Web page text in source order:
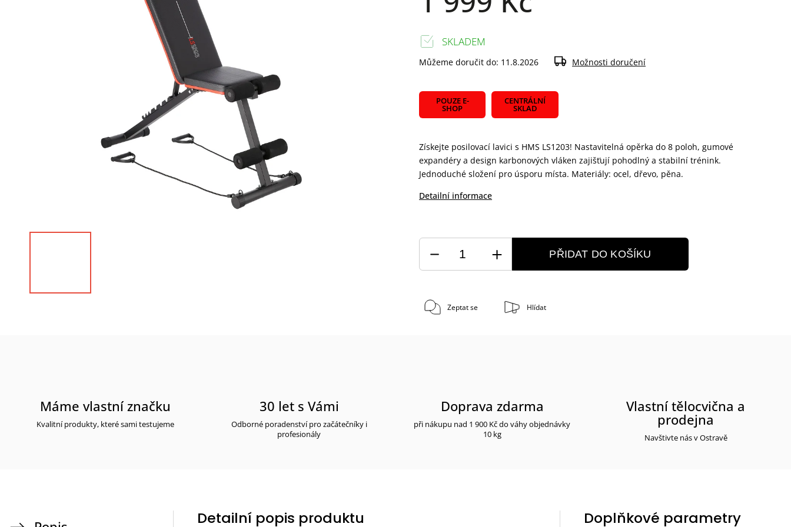
POUZE E-
SHOP
CENTRÁLNÍ
SKLAD
Získejte posilovací lavici s HMS LS1203! Nastavitelná opěrka do 8 poloh, gumové
expandéry a design karbonových vláken zajišťují pohodlný a stabilní trénink.
Jednoduché složení pro úsporu místa. Materiály: ocel, dřevo, pěna.
Detailní informace
SKLADEM
Můžeme doručit do: 11.8.2026 Možnosti doručení
PŘIDAT DO KOŠÍKU
Zeptat se Hlídat
Máme vlastní značku
Kvalitní produkty, které sami testujeme
30 let s Vámi
Odborné poradenství pro začátečníky i
profesionály
Doprava zdarma
při nákupu nad 1 900 Kč do váhy objednávky
10 kg
Vlastní tělocvična a
prodejna
Navštivte nás v Ostravě
Detailní popis produktu Doplňkové parametry